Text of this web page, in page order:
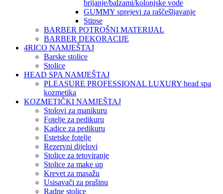
brijanje/balzami/kolonjske vode
GUMMY sprejevi za raščešljavanje
Stipse
BARBER POTROŠNI MATERIJAL
BARBER DEKORACIJE
4RICO NAMJEŠTAJ
Barske stolice
Stolice
HEAD SPA NAMJEŠTAJ
PLEASURE PROFESSIONAL LUXURY head spa
kozmetika
KOZMETIČKI NAMJEŠTAJ
Stolovi za manikuru
Fotelje za pedikuru
Kadice za pedikuru
Estetske fotelje
Rezervni dijelovi
Stolice za tetoviranje
Stolice za make up
Krevet za masažu
Usisavači za prašinu
Radne stolice